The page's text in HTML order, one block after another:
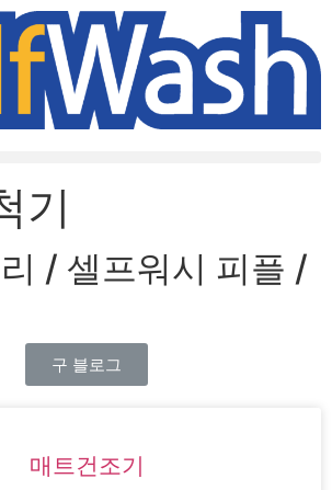
기
/ 셀프워시 피플 /
구 블로그
매트건조기